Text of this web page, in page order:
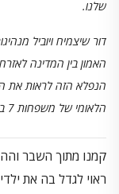
שלנו.
דור שיצמיח ויוביל
האמון בין המדינה
הנפלא הזה לראות את
הלאומי של משפחות 7 באוקטובר, 07.10.2025).
קמנו מתוך השבר
ראוי לגדל בה את